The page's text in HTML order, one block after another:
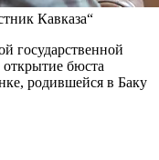
Кавказа“
государственной
бюста
родившейся в Баку